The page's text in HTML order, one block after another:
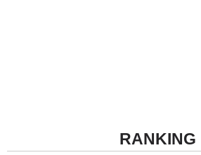
RANKING